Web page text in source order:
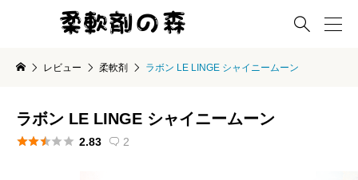

レビュー 柔軟剤 ラボン LE LINGE シャイニームーン
ラボン LE LINGE シャイニームーン
 2.83  2